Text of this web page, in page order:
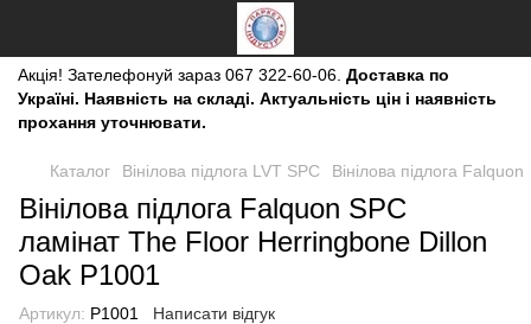
Акція! Зателефонуй зараз 067 322-60-06. Доставка по
Україні. Наявність на складі. Актуальність цін і наявність
прохання уточнювати.
Каталог Вінілова підлога LVT SPC Вінілова підлога Falquon
Вінілова підлога Falquon SPC
ламінат The Floor Herringbone Dillon
Oak P1001
Артикул: P1001 Написати відгук